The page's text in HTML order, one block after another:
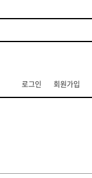
로그인 회원가입